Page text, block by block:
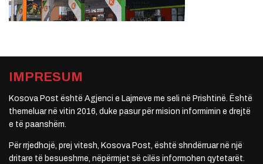
IMPRESUM
Kosova Post është Agjenci e Lajmeve me seli në Prishtinë. Është
themeluar në vitin 2016, duke pasur për mision informimin e drejtë
e të paanshëm.
Për rrjedhojë, prej vitesh, Kosova Post, është shndërruar në një
dritare të besueshme, nëpërmjet së cilës informohen qytetarët.